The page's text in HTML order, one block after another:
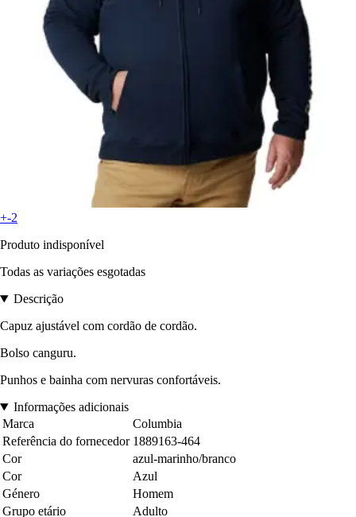
+-2
Produto indisponível
Todas as variações esgotadas
Descrição
Capuz ajustável com cordão de cordão.
Bolso canguru.
Punhos e bainha com nervuras confortáveis.
Informações adicionais
Marca
Columbia
Referência do fornecedor 1889163-464
Cor
azul-marinho/branco
Cor
Azul
Género
Homem
Grupo etário
Adulto